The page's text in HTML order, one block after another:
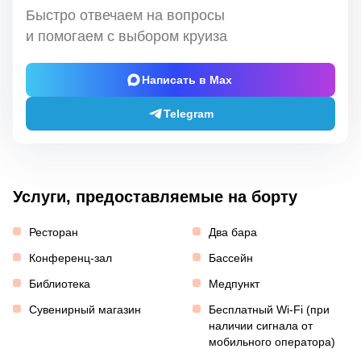
Быстро отвечаем на вопросы
и помогаем с выбором круиза
Написать в Max
Telegram
Услуги, предоставляемые на борту
Ресторан
Два бара
Конференц-зал
Бассейн
Библиотека
Медпункт
Сувенирный магазин
Бесплатный Wi-Fi (при
наличии сигнала от
мобильного оператора)